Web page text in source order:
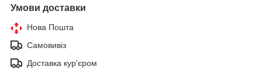
Умови доставки
Нова Пошта
Самовивіз
Доставка кур'єром